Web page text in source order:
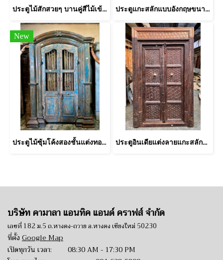
ประตูไม้สักสวยๆ บานคู่สีไม้เข้ม แกะลายเซาะร่องคลาสสิค ประตูแกะสลักแบบอังกฤษขนาบเสาโครินเทียนโบราณ
New
ประตูไม้ซุ้มโค้งสองชั้นแต่งทองเหลืองกลึง ประตูอินเดียแต่งลายแกะสลักมวลดอกไม้
บริษัท คามาลา แอนทิค แอนด์ คราฟส์ จำกัด
เลขที่ 182 ม.5 ถ.หางดง-ถวาย อ.หางดง เชียงใหม่ 50230
ที่ตั้ง Google Map
เปิดทุกวัน เวลา: 08:30 AM - 17:30 PM